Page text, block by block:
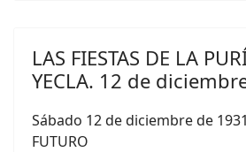
LAS FIESTAS DE LA
YECLA. 12 de
Sábado 12 de diciembre de
FUTURO